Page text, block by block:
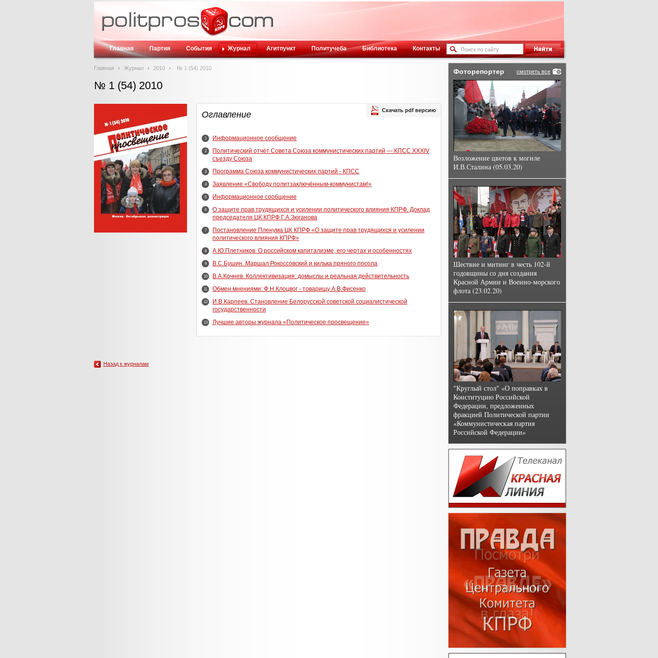
Главная Партия События Журнал Агитпункт Политучеба Библиотека Контакты
Главная Журнал 2010 № 1 (54) 2010
№ 1 (54) 2010
Скачать pdf версию
Оглавление
1 Информационное сообщение
2
Политический отчёт Совета Союза коммунистических партий — КПСС XXXIV
съезду Союза
3 Программа Союза коммунистических партий - КПСС
4 Заявление «Свободу политзаключённым-коммунистам!»
5 Информационное сообщение
6
О защите прав трудящихся и усилении политического влияния КПРФ. Доклад
председателя ЦК КПРФ Г.А.Зюганова
7
Постановление Пленума ЦК КПРФ «О защите прав трудящихся и усилении
политического влияния КПРФ»
8 А.Ю.Плетников. О российском капитализме, его чертах и особенностях
9 В.С.Бушин. Маршал Рокоссовский и килька пряного посола
10 В.А.Кочнев. Коллективизация: домыслы и реальная действительность
11 Обмен мнениями: Ф.Н.Клоцвог - товарищу А.В.Фисенко
12
И.В.Карпеев. Становление Белорусской советской социалистической
государственности
13 Лучшие авторы журнала «Политическое просвещение»
Назад к журналам
смотреть все
Фоторепортер
Возложение цветов к могиле
И.В.Сталина (05.03.20)
Шествие и митинг в честь 102-й
годовщины со дня создания
Красной Армии и Военно-морского
флота (23.02.20)
"Круглый стол" «О поправках в
Конституцию Российской
Федерации, предложенных
фракцией Политической партии
«Коммунистическая партия
Российской Федерации»